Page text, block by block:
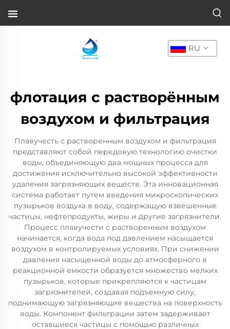
RU
флотация с растворённым
воздухом и фильтрация
Плавучесть с растворенным воздухом и фильтрация
представляют собой передовую технологию очистки
воды, объединяющую два мощных процесса для
достижения исключительно высокой эффективности
удаления загрязняющих веществ. Эта инновационная
система работает путем введения микроскопических
пузырьков воздуха в воду, содержащую взвешенные
частицы, нефтепродукты, жиры и другие загрязнители.
Процесс плавучести с растворенным воздухом
начинается, когда вода под давлением насыщается
воздухом в контролируемых условиях. При снижении
давления насыщенной воды до атмосферного в
реакционной емкости образуется множество мелких
пузырьков, которые прикрепляются к частицам
загрязнителей, создавая подъемную силу,
поднимающую загрязняющие вещества на поверхность
воды. Компонент фильтрации затем задерживает
оставшиеся частицы с помощью различных